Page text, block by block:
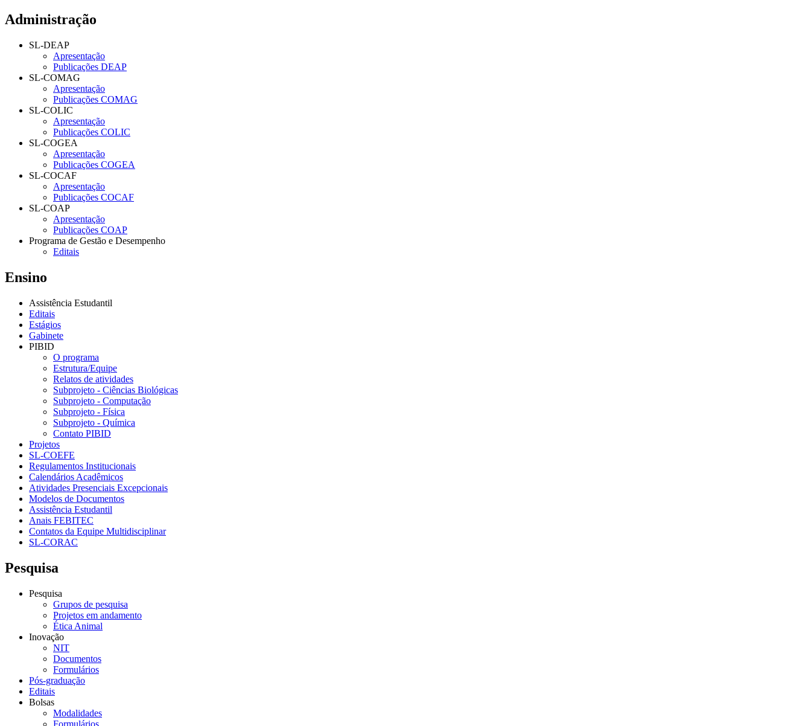
Administração
SL-DEAP
Apresentação
Publicações DEAP
SL-COMAG
Apresentação
Publicações COMAG
SL-COLIC
Apresentação
Publicações COLIC
SL-COGEA
Apresentação
Publicações COGEA
SL-COCAF
Apresentação
Publicações COCAF
SL-COAP
Apresentação
Publicações COAP
Programa de Gestão e Desempenho
Editais
Ensino
Assistência Estudantil
Editais
Estágios
Gabinete
PIBID
O programa
Estrutura/Equipe
Relatos de atividades
Subprojeto - Ciências Biológicas
Subprojeto - Computação
Subprojeto - Física
Subprojeto - Química
Contato PIBID
Projetos
SL-COEFE
Regulamentos Institucionais
Calendários Acadêmicos
Atividades Presenciais Excepcionais
Modelos de Documentos
Assistência Estudantil
Anais FEBITEC
Contatos da Equipe Multidisciplinar
SL-CORAC
Pesquisa
Pesquisa
Grupos de pesquisa
Projetos em andamento
Ética Animal
Inovação
NIT
Documentos
Formulários
Pós-graduação
Editais
Bolsas
Modalidades
Formulários